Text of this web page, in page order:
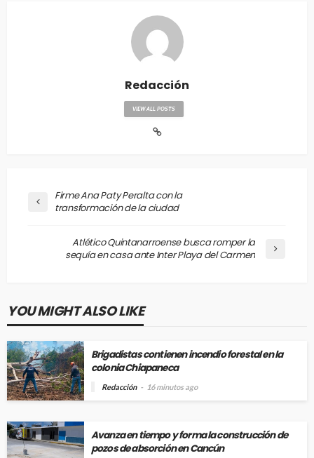
Redacción
VIEW ALL POSTS
Firme Ana Paty Peralta con la
transformación de la ciudad
Atlético Quintanarroense busca romper la
sequía en casa ante Inter Playa del Carmen
YOU MIGHT ALSO LIKE
Brigadistas contienen incendio forestal en la
colonia Chiapaneca
Redacción 16 minutos ago
Avanza en tiempo y forma la construcción de
pozos de absorción en Cancún